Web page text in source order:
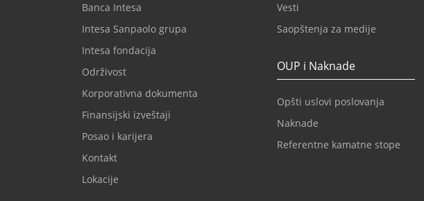
Banca Intesa
Intesa Sanpaolo grupa
Intesa fondacija
Održivost
Korporativna dokumenta
Finansijski izveštaji
Posao i karijera
Kontakt
Lokacije
Vesti
Saopštenja za medije
OUP i Naknade
Opšti uslovi poslovanja
Naknade
Referentne kamatne stope